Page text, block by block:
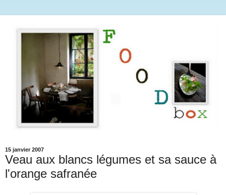
15 janvier 2007
Veau aux blancs légumes et sa sauce à
l'orange safranée